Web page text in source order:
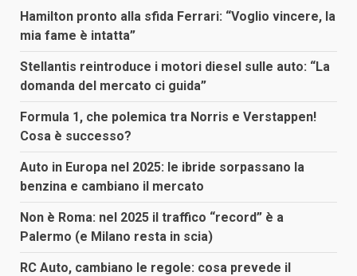
Hamilton pronto alla sfida Ferrari: “Voglio vincere, la
mia fame è intatta”
Stellantis reintroduce i motori diesel sulle auto: “La
domanda del mercato ci guida”
Formula 1, che polemica tra Norris e Verstappen!
Cosa è successo?
Auto in Europa nel 2025: le ibride sorpassano la
benzina e cambiano il mercato
Non è Roma: nel 2025 il traffico “record” è a
Palermo (e Milano resta in scia)
RC Auto, cambiano le regole: cosa prevede il